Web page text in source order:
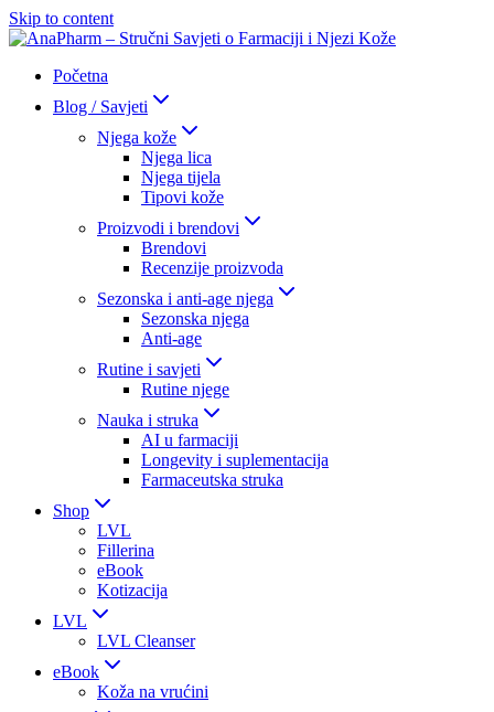
Skip to content
Početna
Blog / Savjeti
Njega kože
Njega lica
Njega tijela
Tipovi kože
Proizvodi i brendovi
Brendovi
Recenzije proizvoda
Sezonska i anti-age njega
Sezonska njega
Anti-age
Rutine i savjeti
Rutine njege
Nauka i struka
AI u farmaciji
Longevity i suplementacija
Farmaceutska struka
Shop
LVL
Fillerina
eBook
Kotizacija
LVL
LVL Cleanser
eBook
Koža na vrućini